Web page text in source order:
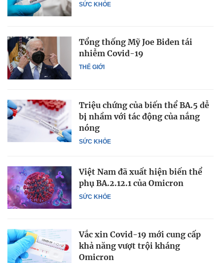
SỨC KHỎE
THẾ GIỚI
Tổng thống Mỹ Joe Biden tái
nhiễm Covid-19
SỨC KHỎE
Triệu chứng của biến thể BA.5 dễ
bị nhầm với tác động của nắng
nóng
SỨC KHỎE
Việt Nam đã xuất hiện biến thể
phụ BA.2.12.1 của Omicron
Vắc xin Covid-19 mới cung cấp
khả năng vượt trội kháng
Omicron